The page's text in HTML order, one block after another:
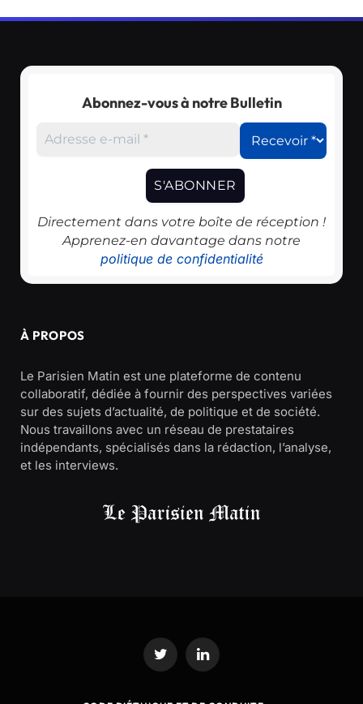
Abonnez-vous à notre Bulletin
Directement dans votre boîte de réception !
Apprenez-en davantage dans notre
politique de confidentialité
À PROPOS
Le Parisien Matin est une plateforme de contenu
collaboratif, dédiée à fournir des perspectives variées
sur des sujets d’actualité, de politique et de société.
Nous travaillons avec un réseau de prestataires
indépendants, spécialisés dans la rédaction, l’analyse,
et les interviews.
Twitter LinkedIn